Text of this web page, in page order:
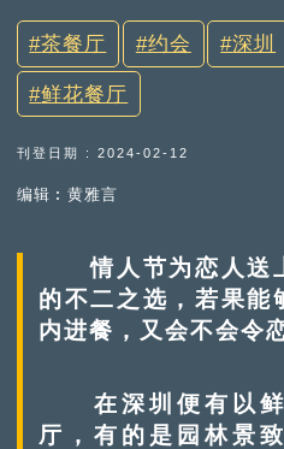
茶餐厅 约会 深圳
鲜花餐厅
刊登日期 : 2024-02-12
编辑︰黄雅言
情人节为恋人送
的不二之选，若果能
内进餐，又会不会令
在深圳便有以鲜
厅，有的是园林景